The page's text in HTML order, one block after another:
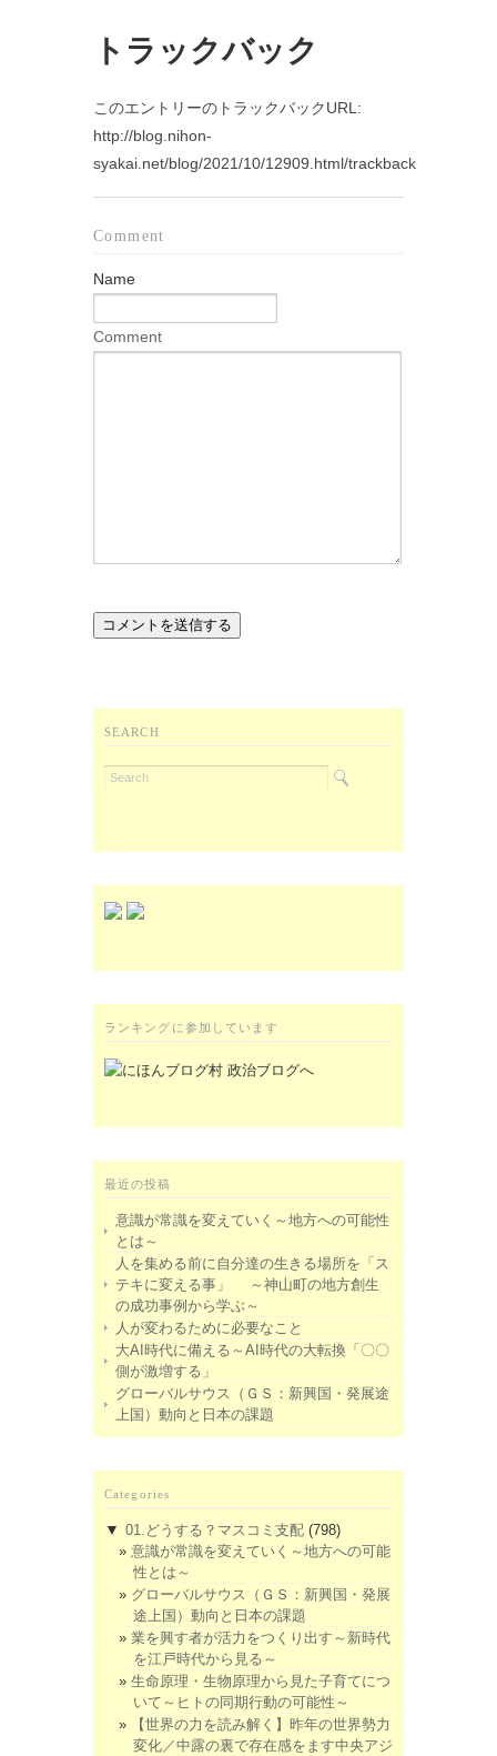
トラックバック
このエントリーのトラックバックURL:
http://blog.nihon-
syakai.net/blog/2021/10/12909.html/trackback
Comment
Name
Comment
SEARCH
ランキングに参加しています
最近の投稿
意識が常識を変えていく～地方への可能性
とは～
人を集める前に自分達の生きる場所を「ス
テキに変える事」 ～神山町の地方創生
の成功事例から学ぶ～
人が変わるために必要なこと
大AI時代に備える～AI時代の大転換「〇〇
側が激増する」
グローバルサウス（ＧＳ：新興国・発展途
上国）動向と日本の課題
Categories
▼ 01.どうする？マスコミ支配 (798)
意識が常識を変えていく～地方への可能
性とは～
グローバルサウス（ＧＳ：新興国・発展
途上国）動向と日本の課題
業を興す者が活力をつくり出す～新時代
を江戸時代から見る～
生命原理・生物原理から見た子育てにつ
いて～ヒトの同期行動の可能性～
【世界の力を読み解く】昨年の世界勢力
変化／中露の裏で存在感をます中央アジ